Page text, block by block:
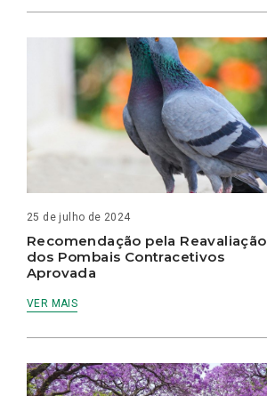
25 de julho de 2024
Recomendação pela Reavaliação
dos Pombais Contracetivos
Aprovada
VER MAIS